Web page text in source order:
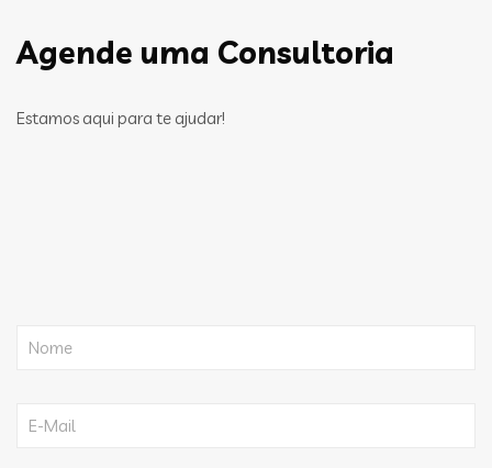
Agende uma Consultoria
Estamos aqui para te ajudar!